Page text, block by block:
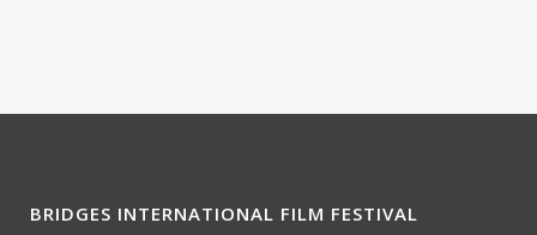
BRIDGES INTERNATIONAL FILM FESTIVAL